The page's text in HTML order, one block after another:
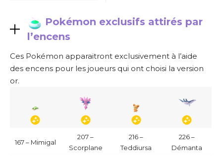
Pokémon exclusifs attirés par
l’encens
Ces Pokémon apparaitront exclusivement à l’aide
des encens pour les joueurs qui ont choisi la version
or.
167 – Mimigal
207 –
Scorplane
216 –
Teddiursa
226 –
Démanta